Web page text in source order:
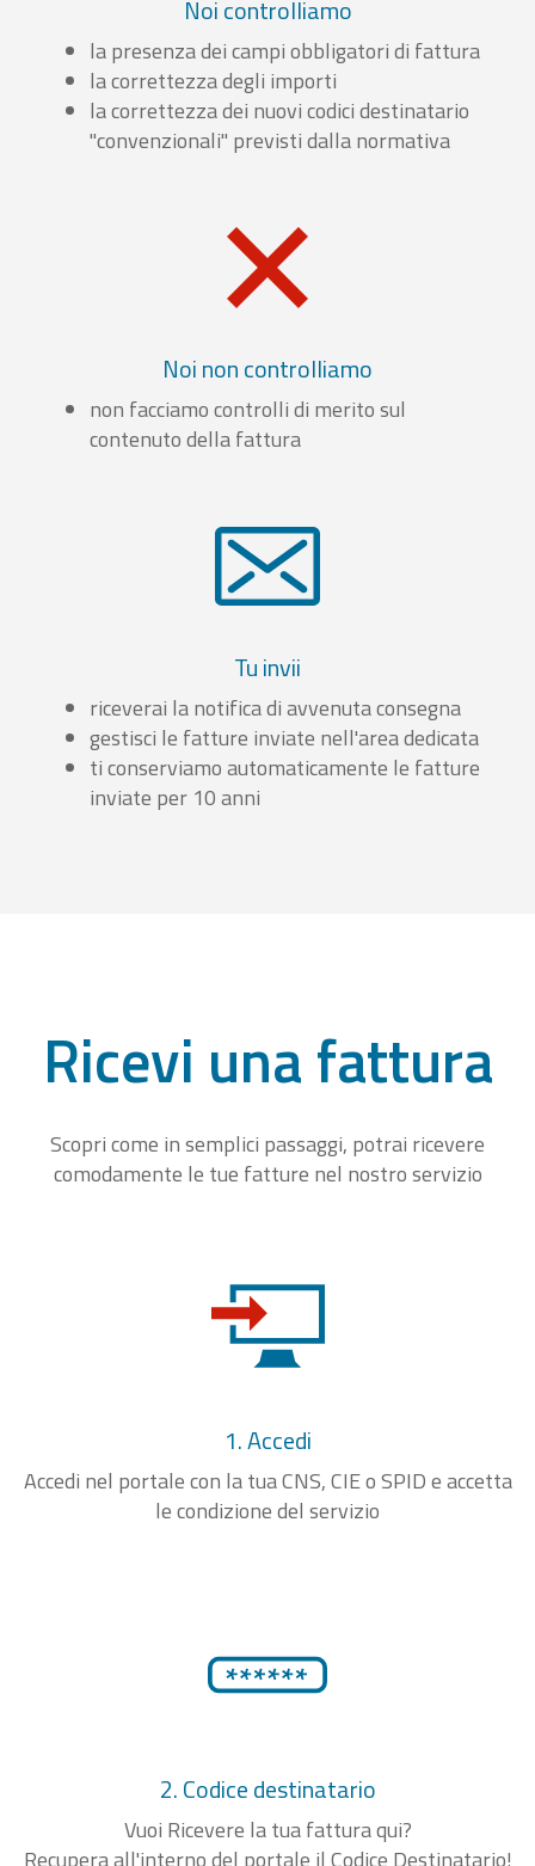
Noi controlliamo
la presenza dei campi obbligatori di fattura
la correttezza degli importi
la correttezza dei nuovi codici destinatario
"convenzionali" previsti dalla normativa
Noi non controlliamo
non facciamo controlli di merito sul
contenuto della fattura
Tu invii
riceverai la notifica di avvenuta consegna
gestisci le fatture inviate nell'area dedicata
ti conserviamo automaticamente le fatture
inviate per 10 anni
Ricevi una fattura
Scopri come in semplici passaggi, potrai ricevere
comodamente le tue fatture nel nostro servizio
1. Accedi
Accedi nel portale con la tua CNS, CIE o SPID e accetta
le condizione del servizio
2. Codice destinatario
Vuoi Ricevere la tua fattura qui?
Recupera all'interno del portale il Codice Destinatario!